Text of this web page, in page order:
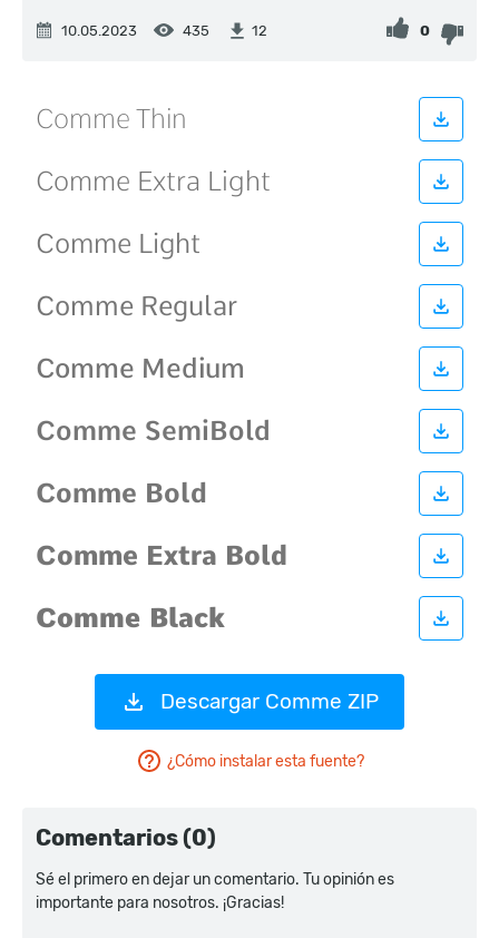
10.05.2023 435 12 0
Descargar Comme ZIP
¿Cómo instalar esta fuente?
Comentarios (0)
Sé el primero en dejar un comentario. Tu opinión es
importante para nosotros. ¡Gracias!